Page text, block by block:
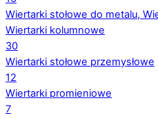
Wiertarki stołowe do metalu,
Wiertarki kolumnowe
30
Wiertarki stołowe przemysłowe
12
Wiertarki promieniowe
7